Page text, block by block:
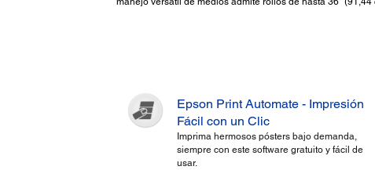
Epson Print Automate - Impresión
Fácil con un Clic
Imprima hermosos pósters bajo demanda,
siempre con este software gratuito y fácil de
usar.